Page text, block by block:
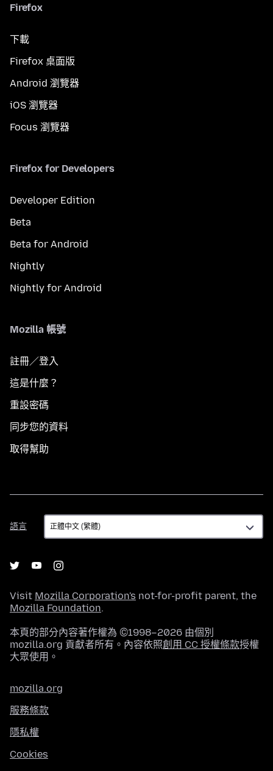
Firefox
下載
Firefox 桌面版
Android 瀏覽器
iOS 瀏覽器
Focus 瀏覽器
Firefox for Developers
Developer Edition
Beta
Beta for Android
Nightly
Nightly for Android
Mozilla 帳號
註冊／登入
這是什麼？
重設密碼
同步您的資料
取得幫助
語言
語
言
Visit Mozilla Corporation's not-for-profit parent, the
Mozilla Foundation.
本頁的部分內容著作權為 ©1998–2026 由個別
mozilla.org 貢獻者所有。內容依照創用 CC 授權條款授權
大眾使用。
mozilla.org
服務條款
隱私權
Cookies